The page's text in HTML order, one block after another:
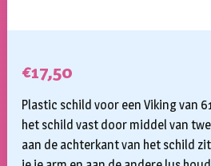
€17,50
Plastic schild voor een Viking van
het schild vast door middel van
aan de achterkant van het schild